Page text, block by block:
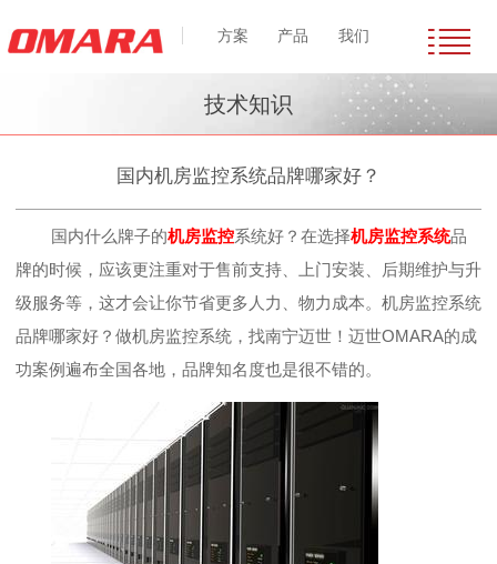
方案 产品 我们
技术知识
国内机房监控系统品牌哪家好？
国内什么牌子的机房监控系统好？在选择机房监控系统品
牌的时候，应该更注重对于售前支持、上门安装、后期维护与升
级服务等，这才会让你节省更多人力、物力成本。机房监控系统
品牌哪家好？做机房监控系统，找南宁迈世！迈世OMARA的成
功案例遍布全国各地，品牌知名度也是很不错的。